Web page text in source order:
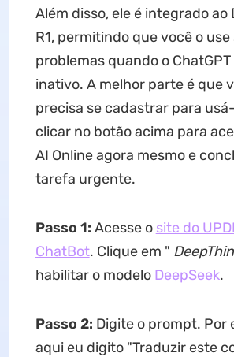
Além disso, ele é integrado ao
R1, permitindo que você o use
problemas quando o
inativo. A melhor parte é que
precisa se cadastrar para
clicar no botão acima para
AI Online agora mesmo e
tarefa urgente.
Passo 1: Acesse o site do
ChatBot. Clique em "
habilitar o modelo DeepSeek.
Passo 2: Digite o prompt. Por
aqui eu digito "Traduzir este